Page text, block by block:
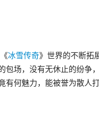
冰雪传奇》世界的不断拓
包场，没有无休止的纷争
有何魅力，能被誉为散人